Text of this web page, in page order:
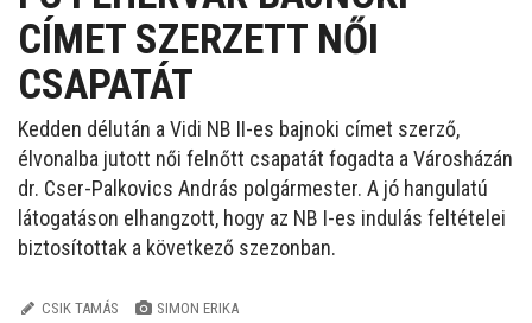
CÍMET SZERZETT NŐI
CSAPATÁT
Kedden délután a Vidi NB II-es bajnoki címet szerző,
élvonalba jutott női felnőtt csapatát fogadta a Városházán
dr. Cser-Palkovics András polgármester. A jó hangulatú
látogatáson elhangzott, hogy az NB I-es indulás feltételei
biztosítottak a következő szezonban.
CSIK TAMÁS SIMON ERIKA